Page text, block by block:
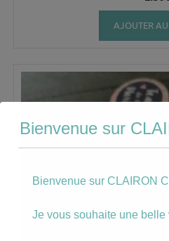
AJOUTER
Bienvenue sur
Bienvenue sur CLAIRON
Je vous souhaite une belle